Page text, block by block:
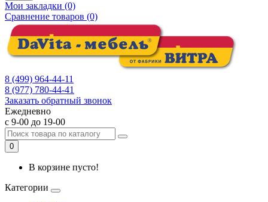
Мои закладки (0)
Сравнение товаров (0)
8 (499) 964-44-11
8 (977) 780-44-41
Заказать обратный звонок
Ежедневно
с 9-00 до 19-00
0
В корзине пусто!
Категории